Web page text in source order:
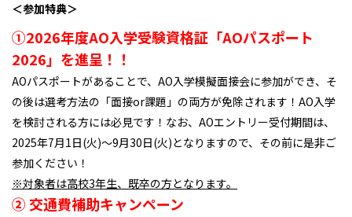
＜参加特典＞
①2026年度AO入学受験資格証「AOパスポート
2026」を進呈！！
AOパスポートがあることで、AO入学模擬面接会に参加ができ、そ
の後は選考方法の「面接or課題」の両方が免除されます！AO入学
を検討される方には必見です！なお、AOエントリー受付期間は、
2025年7月1日(火)～9月30日(火)となりますので、その前に是非ご
参加ください！
※対象者は高校3年生、既卒の方となります。
② 交通費補助キャンペーン